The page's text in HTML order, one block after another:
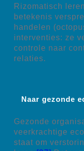
Rizomatisch
betekenis
handelen
interventies: ze
controle naar
relaties.
Naar gezonde
Gezonde
veerkrachtige
staat om